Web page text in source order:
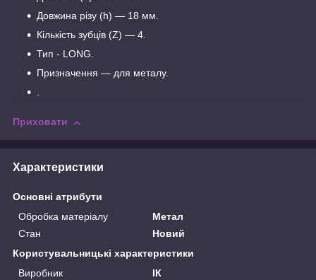
Довжина різу (h) — 18 мм.
Кількість зубців (Z) — 4.
Тип - LONG.
Призначення — для металу.
.
Приховати
Характеристики
Основні атрибути
Обробка матеріалу
Метал
Стан
Новий
Користувальницькі характеристики
Виробник
ІК